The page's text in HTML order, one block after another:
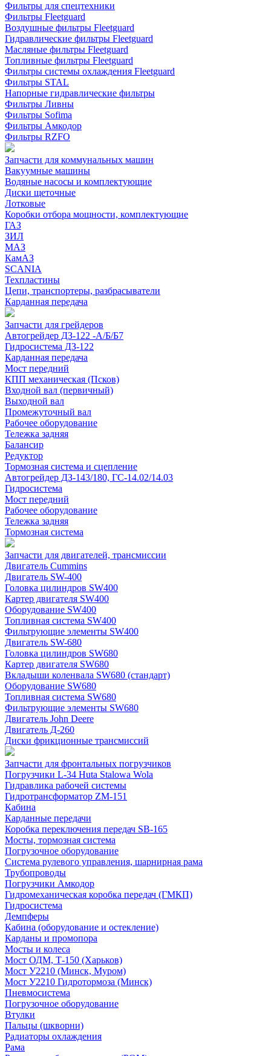
Фильтры для спецтехники
Фильтры Fleetguard
Воздушные фильтры Fleetguard
Гидравлические фильтры Fleetguard
Масляные фильтры Fleetguard
Топливные фильтры Fleetguard
Фильтры системы охлаждения Fleetguard
Фильтры STAL
Напорные гидравлические фильтры
Фильтры Ливны
Фильтры Sofima
Фильтры Амкодор
Фильтры RZFO
Запчасти для коммунальных машин
Вакуумные машины
Водяные насосы и комплектующие
Диски щеточные
Лотковые
Коробки отбора мощности, комплектующие
ГАЗ
ЗИЛ
МАЗ
КамАЗ
SCANIA
Техпластины
Цепи, транспортеры, разбрасыватели
Карданная передача
Запчасти для грейдеров
Автогрейдер ДЗ-122 -А/Б/Б7
Гидросистема ДЗ-122
Карданная передача
Мост передний
КПП механическая (Псков)
Входной вал (первичный)
Выходной вал
Промежуточный вал
Рабочее оборудование
Тележка задняя
Балансир
Редуктор
Тормозная система и сцепление
Автогрейдер ДЗ-143/180, ГС-14.02/14.03
Гидросистема
Мост передний
Рабочее оборудование
Тележка задняя
Тормозная система
Запчасти для двигателей, трансмиссии
Двигатель Cummins
Двигатель SW-400
Головка цилиндров SW400
Картер двигателя SW400
Оборудование SW400
Топливная система SW400
Фильтрующие элементы SW400
Двигатель SW-680
Головка цилиндров SW680
Картер двигателя SW680
Вкладыши коленвала SW680 (стандарт)
Оборудование SW680
Топливная система SW680
Фильтрующие элементы SW680
Двигатель John Deere
Двигатель Д-260
Диски фрикционные трансмиссий
Запчасти для фронтальных погрузчиков
Погрузчики L-34 Huta Stalowa Wola
Гидравлика рабочей системы
Гидротрансформатор ZM-151
Кабина
Карданные передачи
Коробка переключения передач SB-165
Мосты, тормозная система
Погрузочное оборудование
Система рулевого управления, шарнирная рама
Трубопроводы
Погрузчики Амкодор
Гидромеханическая коробка передач (ГМКП)
Гидросистема
Демпферы
Кабина (оборудование и остекление)
Карданы и промопора
Мосты и колеса
Мост ОДМ, Т-150 (Харьков)
Мост У2210 (Минск, Муром)
Мост У2210 Гидротормоза (Минск)
Пневмосистема
Погрузочное оборудование
Втулки
Пальцы (шкворни)
Радиаторы охлаждения
Рама